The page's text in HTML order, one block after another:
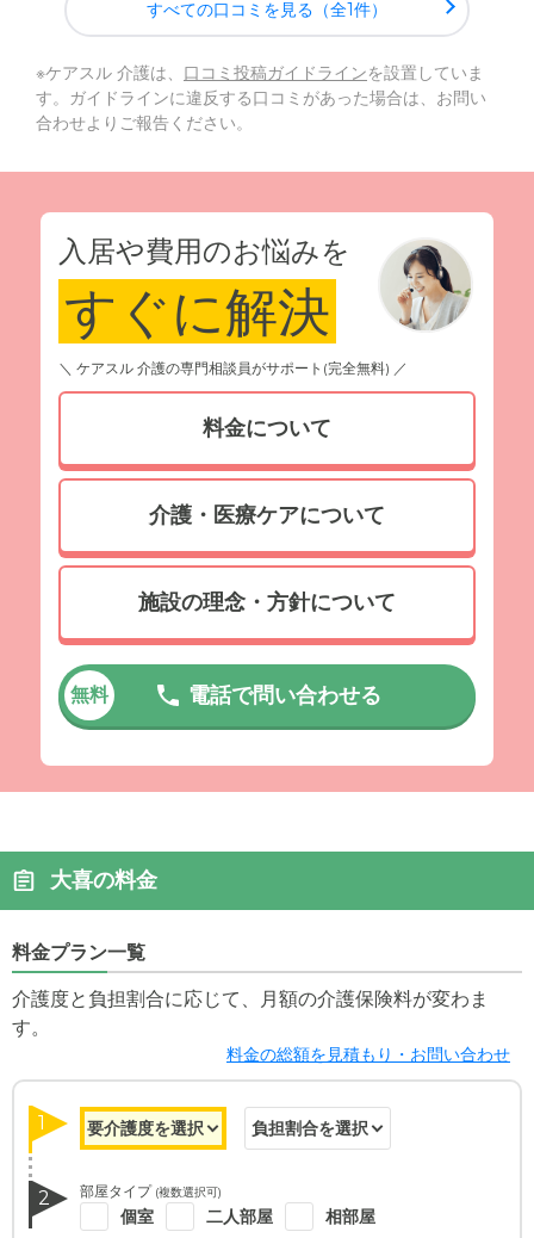
すべての口コミを見る（全1件）
※ケアスル 介護は、 口コミ投稿ガイドラインを設置していま
す。ガイドラインに違反する口コミがあった場合は、お問い
合わせよりご報告ください。
入居や費用のお悩みを
すぐに解決
＼ ケアスル 介護の専門相談員がサポート(完全無料) ／
料金について
介護・医療ケアについて
施設の理念・方針について
無料 電話で問い合わせる
大喜の料金
料金プラン一覧
介護度と負担割合に応じて、月額の介護保険料が変わま
す。
料金の総額を見積もり・お問い合わせ
1
2 部屋タイプ (複数選択可)
個室 二人部屋 相部屋